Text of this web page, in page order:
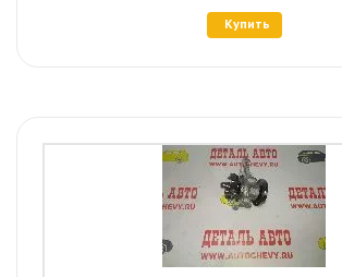
Купить